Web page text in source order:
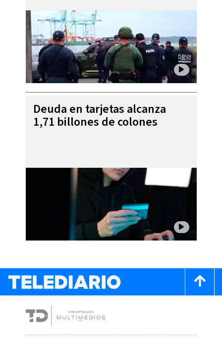
Deuda en tarjetas alcanza
1,71 billones de colones